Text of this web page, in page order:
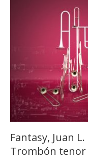
Fantasy, Juan L.
Trombón tenor